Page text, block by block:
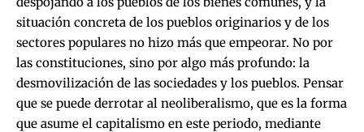
situación concreta de los pueblos originarios y de los
sectores populares no hizo más que empeorar. No por
las constituciones, sino por algo más profundo: la
desmovilización de las sociedades y los pueblos. Pensar
que se puede derrotar al neoliberalismo, que es la forma
que asume el capitalismo en este periodo, mediante